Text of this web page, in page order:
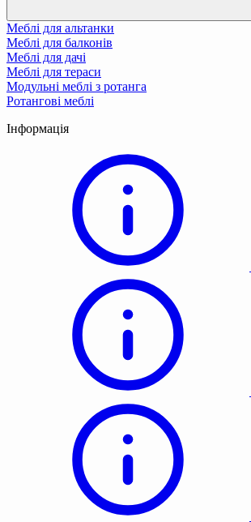
Меблі для альтанки
Меблі для балконів
Меблі для дачі
Меблі для тераси
Модульні меблі з ротанга
Ротангові меблі
Інформація